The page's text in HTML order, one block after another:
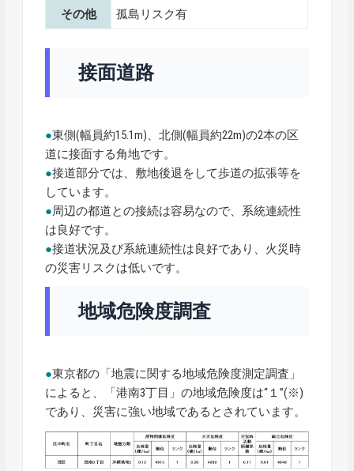
その他 孤島リスク有
接面道路
●東側(幅員約15.1m)、北側(幅員約22m)の2本の区
道に接面する角地です。
●接道部分では、敷地後退をして歩道の拡張等を
しています。
●周辺の都道との接続は容易なので、系統連続性
は良好です。
●接道状況及び系統連続性は良好であり、火災時
の災害リスクは低いです。
地域危険度調査
●東京都の「地震に関する地域危険度測定調査」
によると、「港南3丁目」の地域危険度は“１”(※)
であり、災害に強い地域であるとされています。